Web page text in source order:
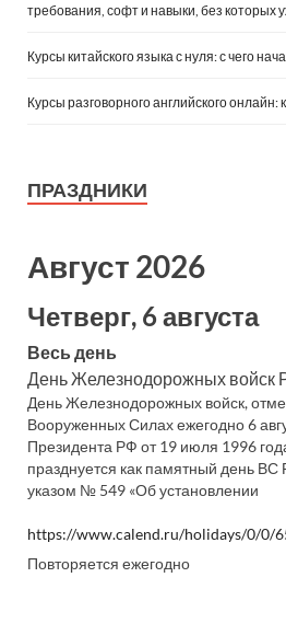
требования, софт и навыки, без которых
Курсы китайского языка с нуля: с чего
Курсы разговорного английского онлайн:
ПРАЗДНИКИ
Август 2026
Четверг, 6 августа
Весь день
День Железнодорожных войск
День Железнодорожных войск,
Вооруженных Силах ежегодно 6
Президента РФ от 19 июля 1996
празднуется как памятный день ВС
указом № 549 «Об установлении
https://www.calend.ru/holidays/0/0/
Повторяется ежегодно